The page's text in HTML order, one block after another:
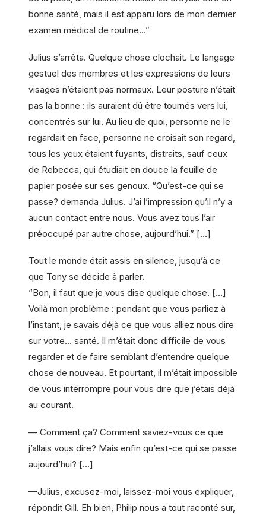
bonne santé, mais il est apparu lors de mon dernier
examen médical de routine…”
Julius s’arrêta. Quelque chose clochait. Le langage
gestuel des membres et les expressions de leurs
visages n’étaient pas normaux. Leur posture n’était
pas la bonne : ils auraient dû être tournés vers lui,
concentrés sur lui. Au lieu de quoi, personne ne le
regardait en face, personne ne croisait son regard,
tous les yeux étaient fuyants, distraits, sauf ceux
de Rebecca, qui étudiait en douce la feuille de
papier posée sur ses genoux. “Qu’est-ce qui se
passe? demanda Julius. J’ai l’impression qu’il n’y a
aucun contact entre nous. Vous avez tous l’air
préoccupé par autre chose, aujourd’hui.” […]
Tout le monde était assis en silence, jusqu’à ce
que Tony se décide à parler.
“Bon, il faut que je vous dise quelque chose. […]
Voilà mon problème : pendant que vous parliez à
l’instant, je savais déjà ce que vous alliez nous dire
sur votre… santé. Il m’était donc difficile de vous
regarder et de faire semblant d’entendre quelque
chose de nouveau. Et pourtant, il m’était impossible
de vous interrompre pour vous dire que j’étais déjà
au courant.
— Comment ça? Comment saviez-vous ce que
j’allais vous dire? Mais enfin qu’est-ce qui se passe
aujourd’hui? […]
—Julius, excusez-moi, laissez-moi vous expliquer,
répondit Gill. Eh bien, Philip nous a tout raconté sur,